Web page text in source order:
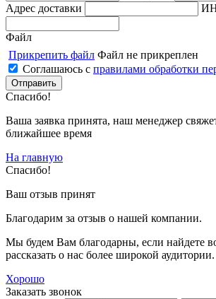
Адрес доставки
Файл
Прикрепить файл Файл не прикреплен
Соглашаюсь с правилами обработки
Спасибо!
Ваша заявка принята, наш менеджер
ближайшее время
На главную
Спасибо!
Ваш отзыв принят
Благодарим за отзыв о нашей компании.
Мы будем Вам благодарны, если найдете
рассказать о нас более широкой аудитории.
Хорошо
Заказать звонок